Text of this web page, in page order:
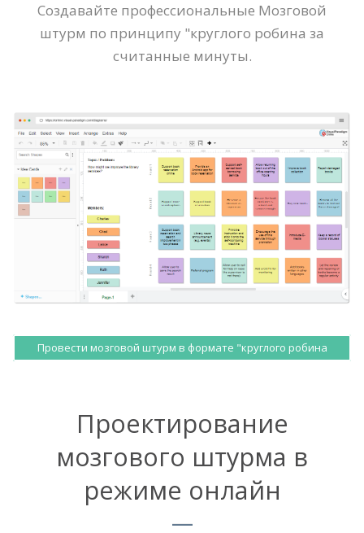
Создавайте профессиональные Мозговой
штурм по принципу "круглого робина за
считанные минуты.
Провести мозговой штурм в формате "круглого робина
Проектирование
мозгового штурма в
режиме онлайн